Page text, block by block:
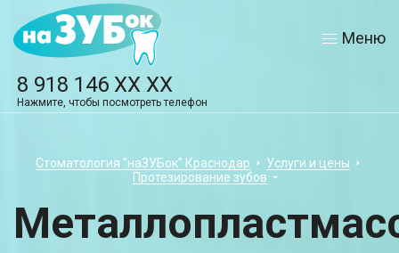
Меню
8 918 146 XX XX
Нажмите, чтобы посмотреть телефон
Стоматология "наЗУБок" Краснодар
Услуги и цены
Протезирование зубов